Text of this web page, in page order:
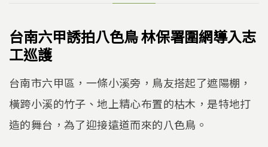
台南六甲誘拍八色鳥 林保署圍網導入志
工巡護
台南市六甲區，一條小溪旁，鳥友搭起了遮陽棚，
橫跨小溪的竹子、地上精心布置的枯木，是特地打
造的舞台，為了迎接遠道而來的八色鳥。